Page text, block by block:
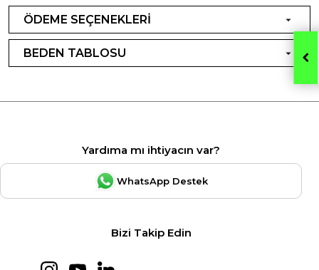
ÖDEME SEÇENEKLERİ
BEDEN TABLOSU
Yardıma mı ihtiyacın var?
WhatsApp Destek
Bizi Takip Edin